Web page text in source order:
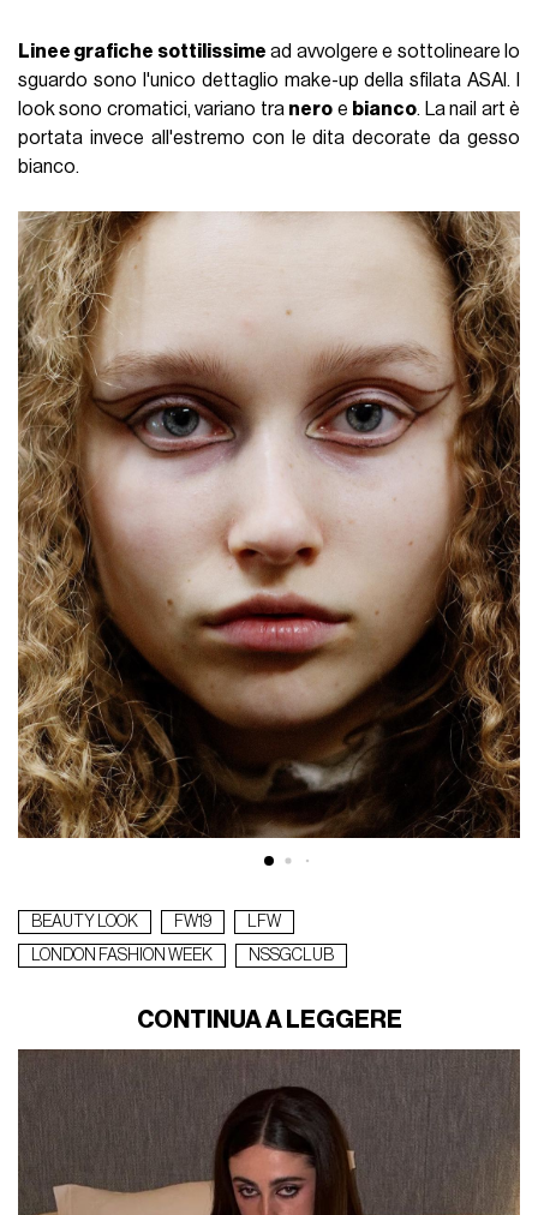
Linee grafiche sottilissime ad avvolgere e sottolineare lo
sguardo sono l'unico dettaglio make-up della sfilata ASAI. I
look sono cromatici, variano tra nero e bianco. La nail art è
portata invece all'estremo con le dita decorate da gesso
bianco.
BEAUTY LOOK FW19
LFW
LONDON FASHION WEEK
NSSGCLUB
CONTINUA A LEGGERE